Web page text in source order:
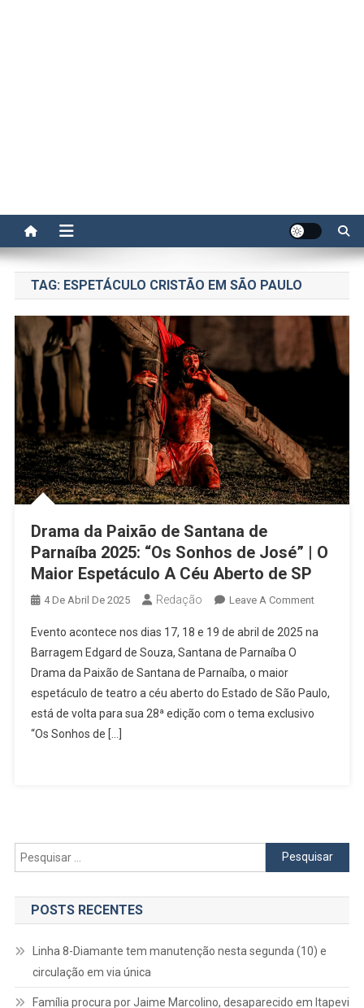
TAG: ESPETÁCULO CRISTÃO EM SÃO PAULO
Drama da Paixão de Santana de
Parnaíba 2025: “Os Sonhos de José” | O
Maior Espetáculo A Céu Aberto de SP
4 De Abril De 2025 Redação Leave A CommentOn
Da
Santana
De
|
O
Aberto
Evento acontece nos dias 17, 18 e 19 de abril de 2025 na
Barragem Edgard de Souza, Santana de Parnaíba O
Drama da Paixão de Santana de Parnaíba, o maior
espetáculo de teatro a céu aberto do Estado de São Paulo,
está de volta para sua 28ª edição com o tema exclusivo
“Os Sonhos de […]
Pesquisar
por:
POSTS RECENTES
Linha 8-Diamante tem manutenção nesta segunda (10) e
circulação em via única
Família procura por Jaime Marcolino, desaparecido em Itapevi